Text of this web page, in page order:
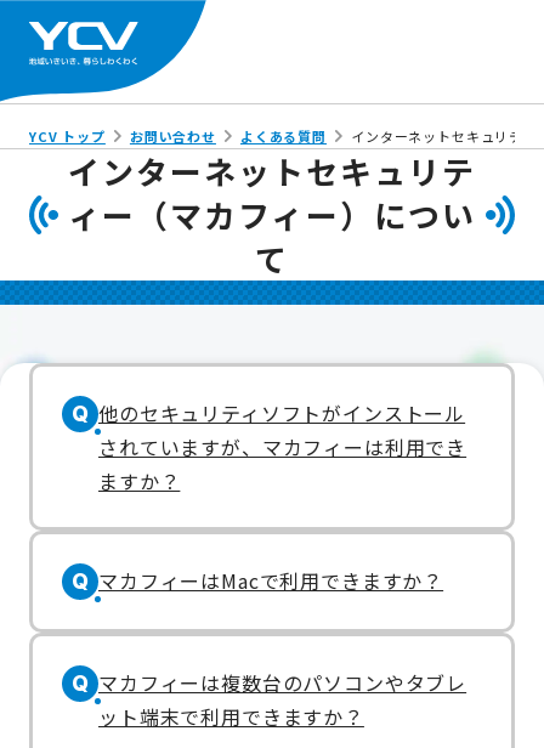
YCV トップ お問い合わせ よくある質問 インターネットセキュリテ
インターネットセキュリテ
ィー（マカフィー）につい
て
Q 他のセキュリティソフトがインストール
されていますが、マカフィーは利用でき
ますか？
Q マカフィーはMacで利用できますか？
Q マカフィーは複数台のパソコンやタブレ
ット端末で利用できますか？